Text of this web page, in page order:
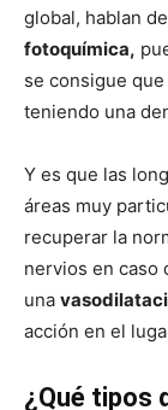
global, hablan
fotoquímica,
se consigue
teniendo una
Y es que las
áreas muy
recuperar la
nervios en caso
una
acción en el
¿Qué tipos